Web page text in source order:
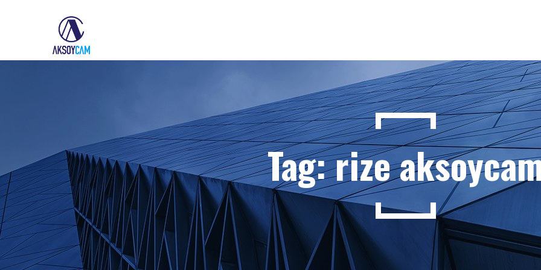
Tag: rize